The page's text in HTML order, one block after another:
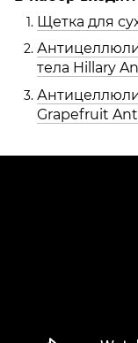
Щетка для
тела Hillary
Grapefruit